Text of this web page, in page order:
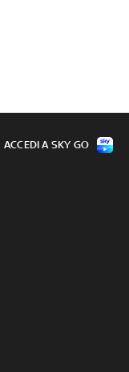
ACCEDI A SKY GO